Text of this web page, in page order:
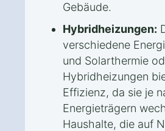
Gebäude.
Hybridheizungen:
verschiedene
und Solarthermie
Hybridheizungen
Effizienz, da sie je
Energieträgern
Haushalte, die auf